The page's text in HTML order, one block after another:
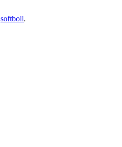
softboll.